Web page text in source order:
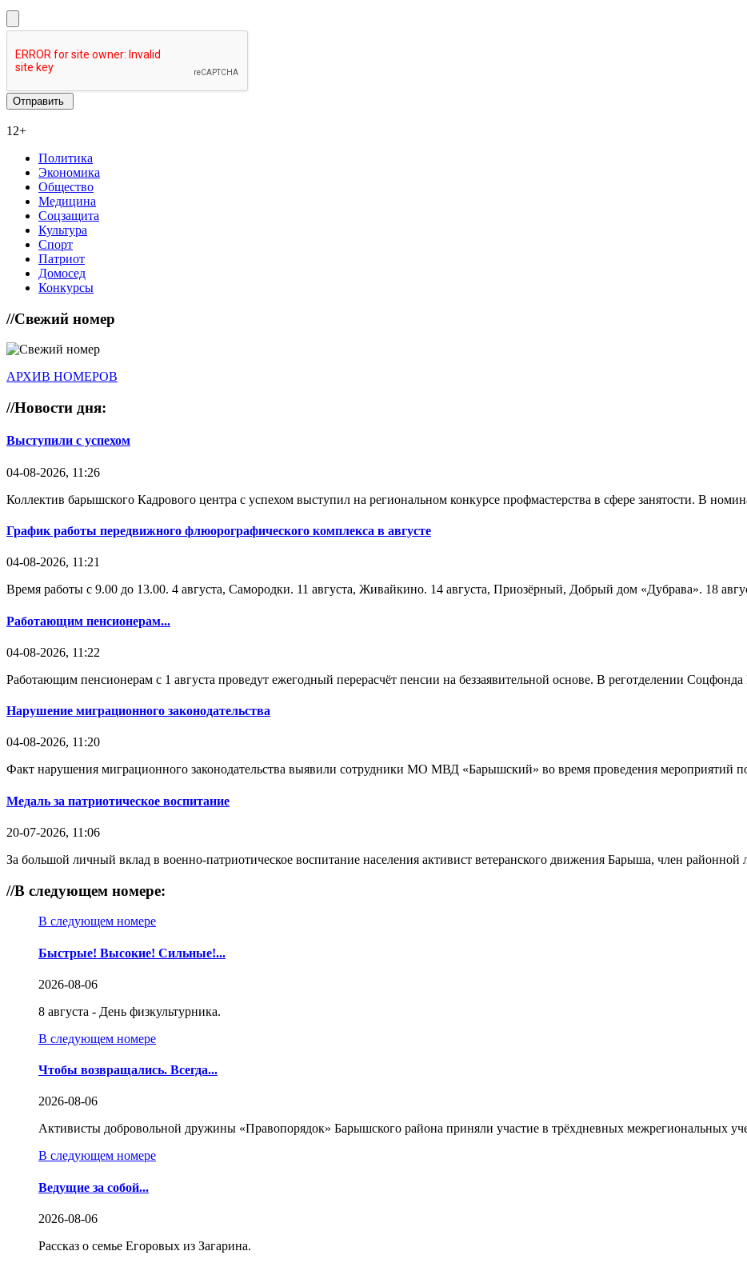
12+
Политика
Экономика
Общество
Медицина
Соцзащита
Культура
Спорт
Патриот
Домосед
Конкурсы
//Свежий номер
АРХИВ НОМЕРОВ
//Новости дня:
Выступили с успехом
04-08-2026, 11:26
Коллектив барышского Кадрового центра с успехом выступил на региональном конкурсе профмастерства в сфере занятости. В
График работы передвижного флюорографического комплекса в августе
04-08-2026, 11:21
Время работы с 9.00 до 13.00. 4 августа, Самородки. 11 августа, Живайкино. 14 августа, Приозёрный, Добрый дом «Дубрава». 18
Работающим пенсионерам...
04-08-2026, 11:22
Работающим пенсионерам с 1 августа проведут ежегодный перерасчёт пенсии на беззаявительной основе. В реготделении
Нарушение миграционного законодательства
04-08-2026, 11:20
Факт нарушения миграционного законодательства выявили сотрудники МО МВД «Барышский» во время проведения мероприятий
Медаль за патриотическое воспитание
20-07-2026, 11:06
За большой личный вклад в военно-патриотическое воспитание населения активист ветеранского движения Барыша, член
//В следующем номере:
В следующем номере
Быстрые! Высокие! Сильные!...
2026-08-06
8 августа - День физкультурника.
В следующем номере
Чтобы возвращались. Всегда...
2026-08-06
Активисты добровольной дружины «Правопорядок» Барышского района приняли участие в трёхдневных межрегиональных
В следующем номере
Ведущие за собой...
2026-08-06
Рассказ о семье Егоровых из Загарина.